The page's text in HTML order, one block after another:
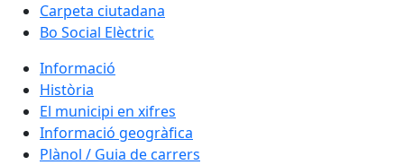
Carpeta ciutadana
Bo Social Elèctric
Informació
Història
El municipi en xifres
Informació geogràfica
Plànol / Guia de carrers